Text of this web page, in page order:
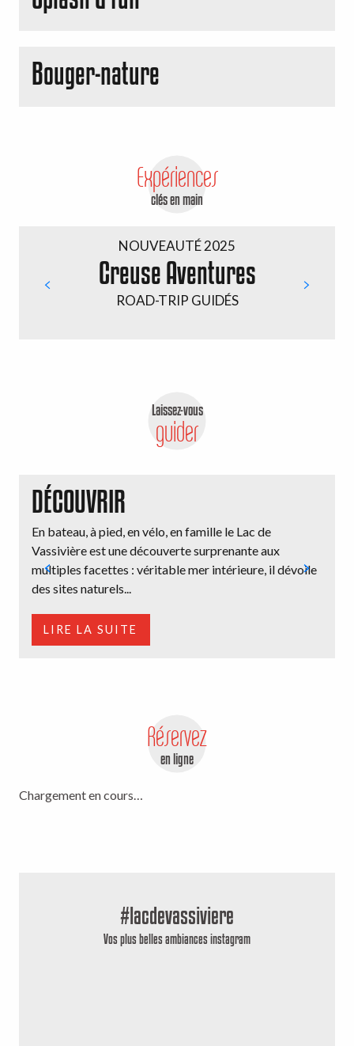
Bouger-nature
Expériences
clés en main
NOUVEAUTÉ 2025
Creuse Aventures
ROAD-TRIP GUIDÉS
Laissez-vous
guider
DÉCOUVRIR
En bateau, à pied, en vélo, en famille le Lac de
Vassivière est une découverte surprenante aux
multiples facettes : véritable mer intérieure, il dévoile
des sites naturels...
LIRE LA SUITE
Réservez
en ligne
Chargement en cours…
#lacdevassiviere
Vos plus belles ambiances instagram